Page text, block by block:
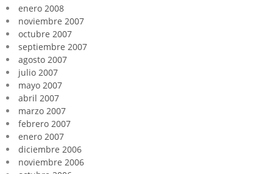
enero 2008
noviembre 2007
octubre 2007
septiembre 2007
agosto 2007
julio 2007
mayo 2007
abril 2007
marzo 2007
febrero 2007
enero 2007
diciembre 2006
noviembre 2006